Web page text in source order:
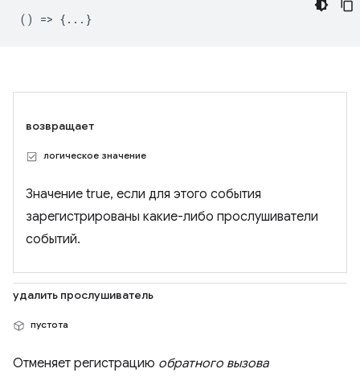
() => {...}
возвращает
логическое значение
Значение true, если для этого события
зарегистрированы какие-либо прослушиватели
событий.
удалить прослушиватель
пустота
Отменяет регистрацию обратного вызова